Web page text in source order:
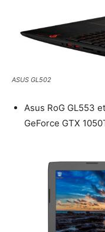
ASUS GL502
Asus RoG GL553
GeForce GTX